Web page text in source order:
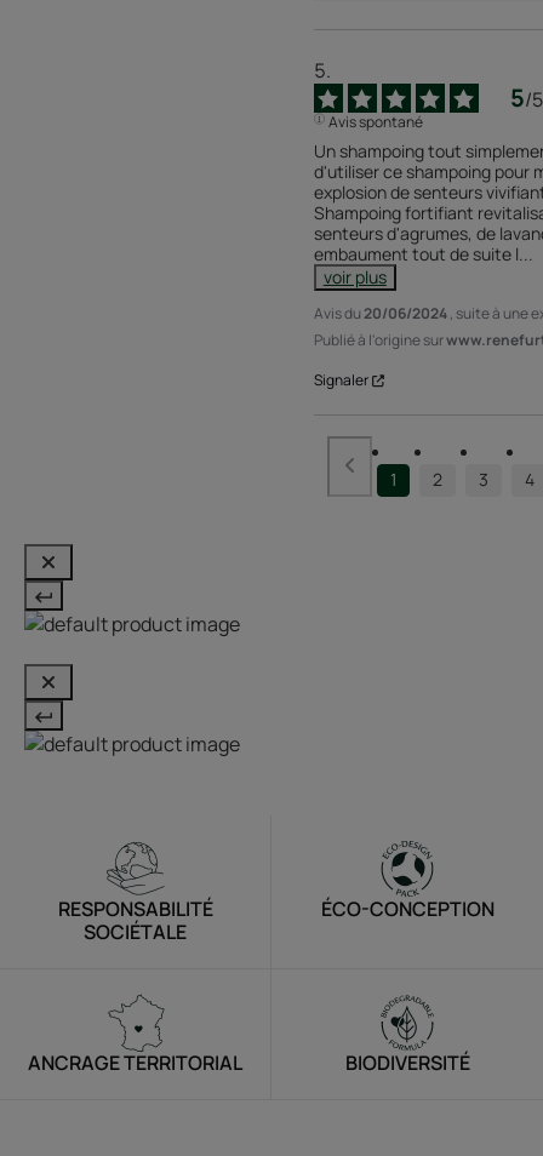
5/5
Avis spontané
Un shampoing tout
d'utiliser ce shampoing pour
explosion de senteurs
Shampoing fortifiant
senteurs d'agrumes, de
embaument tout de suite l...
voir plus
Avis du20/06/2024, suite à une
Publié à l'origine sur
Signaler
1 2 3 4
RESPONSABILITÉ
SOCIÉTALE
ÉCO-CONCEPTION
ANCRAGE TERRITORIAL BIODIVERSITÉ